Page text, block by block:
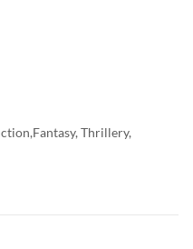
Thrillery,